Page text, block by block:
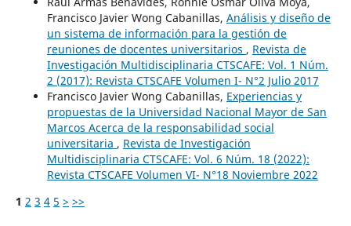
Francisco Javier Wong Cabanillas, Análisis y diseño de
un sistema de información para la gestión de
reuniones de docentes universitarios , Revista de
Investigación Multidisciplinaria CTSCAFE: Vol. 1 Núm.
2 (2017): Revista CTSCAFE Volumen I- N°2 Julio 2017
Francisco Javier Wong Cabanillas, Experiencias y
propuestas de la Universidad Nacional Mayor de San
Marcos Acerca de la responsabilidad social
universitaria , Revista de Investigación
Multidisciplinaria CTSCAFE: Vol. 6 Núm. 18 (2022):
Revista CTSCAFE Volumen VI- N°18 Noviembre 2022
1 2 3 4 5 > >>